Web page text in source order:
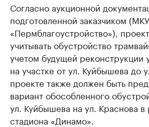
Согласно аукционной
подготовленной заказчиком (МКУ
«Пермблагоустройство»),
учитывать обустройство
учетом будущей реконструкции
на участке от ул. Куйбышева до
проекте также должен быть
вариант обособленного
ул. Куйбышева на ул. Краснова в
стадиона «Динамо».